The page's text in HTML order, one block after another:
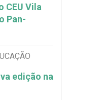
CEU Vila
Pan-
edição na